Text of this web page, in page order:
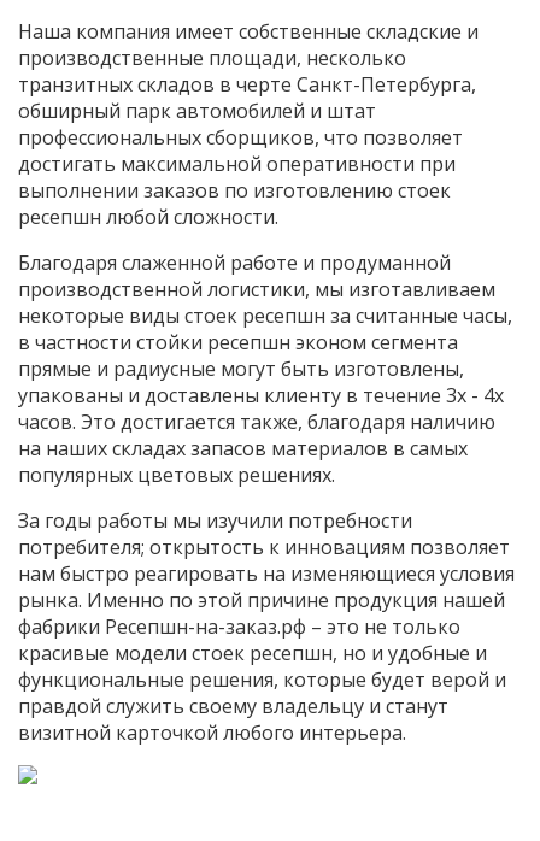
Наша компания имеет собственные складские и
производственные площади, несколько
транзитных складов в черте Санкт-Петербурга,
обширный парк автомобилей и штат
профессиональных сборщиков, что позволяет
достигать максимальной оперативности при
выполнении заказов по изготовлению стоек
ресепшн любой сложности.
Благодаря слаженной работе и продуманной
производственной логистики, мы изготавливаем
некоторые виды стоек ресепшн за считанные часы,
в частности стойки ресепшн эконом сегмента
прямые и радиусные могут быть изготовлены,
упакованы и доставлены клиенту в течение 3х - 4х
часов. Это достигается также, благодаря наличию
на наших складах запасов материалов в самых
популярных цветовых решениях.
За годы работы мы изучили потребности
потребителя; открытость к инновациям позволяет
нам быстро реагировать на изменяющиеся условия
рынка. Именно по этой причине продукция нашей
фабрики Ресепшн-на-заказ.рф – это не только
красивые модели стоек ресепшн, но и удобные и
функциональные решения, которые будет верой и
правдой служить своему владельцу и станут
визитной карточкой любого интерьера.